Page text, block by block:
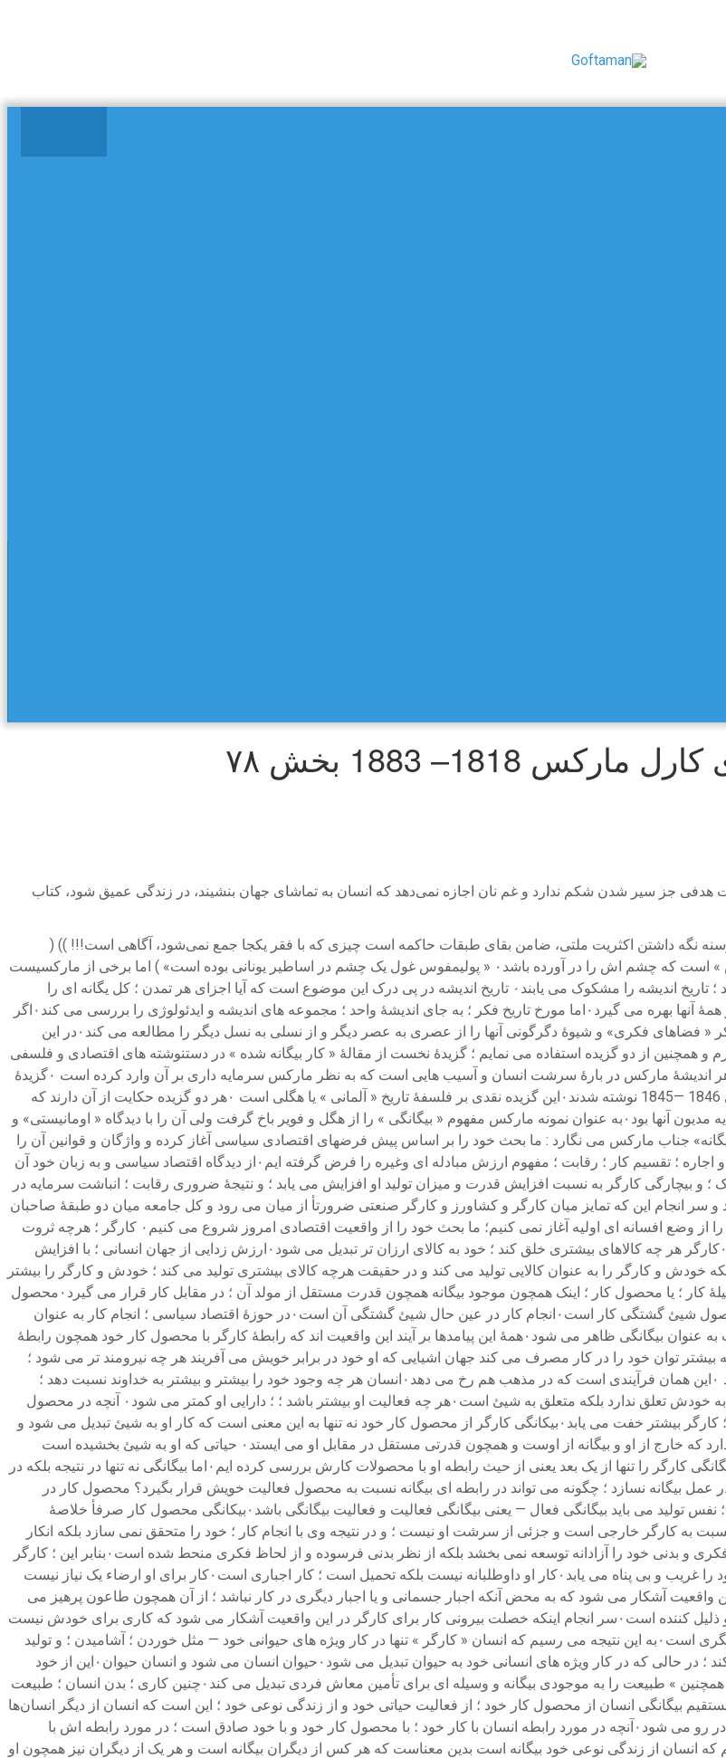
1883 بخش ۷۸
جز سیر شدن شکم ندارد و غم نان اجازه نمی‌دهد که انسان به تماشای جهان بنشیند، در زندگی عمیق شود، کتاب
نگه داشتن اکثریت ملتی، ضامن بقای طبقات حاکمه است چیزی که با فقر یکجا جمع نمی‌شود، آگاهی است!!! )) (
فرانسیس بیکن گفته است: تاریخ جهان بدون تاریخ اندیشه همچون « پیکرهٔ پولیفموس » است که چشم اش را در آورده باشد۰ « پولیمفوس غول یک چشم در اساطیر یونانی بوده است» ) اما برخی از مارکسیست
های خام اندیش ؛ که اندیشه ها را از سر تحقیر صرفأ توجیه منافع طبقاتی می شمارند ؛ تاریخ اندیشه را مشکوک می یابند۰ تاریخ اندیشه در پی درک این موضوع است که آیا اجزای هر تمدن ؛ کل یگانه ای را
تشکیل می دهد یا نه ؟ تاریخ اندیشه ؛ تاریخ دین یا فلسفه و یا ادبیات نیست؛ هر چند از همهٔ آنها بهره می گیرد۰اما مورخ تاریخ فکر ؛ به جای اندیشهٔ واحد ؛ مجموعه های اندیشه و ایدئولوژی را بررسی می کند۰اگر
بخواهیم واژهٔ ساده و روانی را که در سدهٔ هفدهم وضع شد به کار بریم مورخ تاریخ فکر « فضاهای فکری» و شیوهٔ دگرگونی آنها را از عصری به عصر دیگر و از نسلی به نسل دیگر را مطالعه می کند۰در این
و همچنین از دو گزیده استفاده می نمایم ؛ گزیدهٔ نخست از مقالهٔ « کار بیگانه شده » در دستنوشته های اقتصادی و فلسفی
سال 1844 که در سال 1932 برای نخستین بار انتشار یافت بر گرفته شده حاوی جوهر اندیشهٔ مارکس در بارهٔ سرشت انسان و آسیب هایی است که به نظر مارکس سرمایه داری بر آن وارد کرده است ۰گزیدهٔ
دوم از اثر ناتمام ایدئولوژی آلمانی است که توسط مارکس و انگلس در طی سال‌های 1846 —1845 نوشته شدند۰این گزیده نقدی بر فلسفهٔ تاریخ « آلمانی » یا هگلی است ۰هر دو گزیده حکایت از آن دارند که
مارکس تا چه اندازه از فلسفهٔ هگل و نسل اول هگلیان جوان فاصله گرفت و تا چه پایه مدیون آنها بود۰به عنوان نمونه مارکس مفهوم « بیگانگی » را از هگل و فویر باخ گرفت ولی آن را با دیدگاه « اومانیستی» و
مفهوم « انسان از خود بیگانه» جناب مارکس می نگارد : ما بحث خود را بر اساس پیش فرضهای اقتصادی سیاسی آغاز کرده و واژگان و قوانین آن را
پذیرفته ایم ۰ما مالکیت خصوصی ؛ جدایی کار ؛ سرمایه و زمین و نیز دستمزد ؛ سود و اجاره ؛ تقسیم کار ؛ رقابت ؛ مفهوم ارزش مبادله ای و‌غیره را فرض گرفته ایم۰از دیدگاه اقتصاد سیاسی و به زبان خود آن
؛ و بیچارگی کارگر به نسبت افزایش قدرت و میزان تولید او افزایش می یابد ؛ و نتیجهٔ ضروری رقابت ؛ انباشت سرمایه در
این که تمایز میان کارگر و کشاورز و کارگر صنعتی ضرورتأ از میان می رود و کل جامعه میان دو طبقهٔ صاحبان
مالکیت و کارگران فاقد مالکیت تقسیم می شود۰ما بر خلاف اقتصاددانان تبیین خود را از وضع افسانه ای اولیه آغاز نمی کنیم؛ ما بحث خود را از واقعیت اقتصادی امروز شروع می کنیم۰ کارگر ؛ هرچه ثروت
بیشتری تولید کند و هرچه قدرت و میزان تولیدش افزایش یابد ؛ تهیدست تر می شود۰کارگر هر چه کالاهای بیشتری خلق کند ؛ خود به کالای ارزان تر تبدیل می شود۰ارزش زدایی از جهان انسانی ؛ با افزایش
می یابد۰کار صرفأ خلق کالاها نیست بلکه خودش و کارگر را به عنوان کالایی تولید می کند و در حقیقت هرچه کالای بیشتری تولید می کند ؛ خودش و کارگر را بیشتر
به کالا تبدیل می نماید۰این حقیقت صرفأ حاکی از آن است که شیئ تولید شده به وسیلهٔ کار ؛ یا محصول کار ؛ اینک همچون موجود بیگانه همچون قدرت مستقل از مولد آن ؛ در مقابل کار قرار می گیرد۰محصول
کار ؛ کاری است که در شیئ تجسم یافته و به چیزی مادی تبدیل شده است ؛ این محصول شیئ گشتگی کار است۰انجام کار در عین حال شیئ گشتگی آن است۰در حوزهٔ اقتصاد سیاسی ؛ انجام کار به عنوان
نابود سازی کارگر ؛ شیئ گشتگی به عنوان تهیدستی و بندگی نسبت با کالا ؛ و تصاحب به عنوان بیگانگی ظاهر می شود۰همهٔ این پیامدها بر آیند این واقعیت اند که رابطهٔ کارگر با محصول کار خود همچون رابطهٔ
کارگر هر چه بیشتر توان خود را در کار مصرف می کند جهان اشیایی که او خود در برابر خویش می آفریند هر چه نیرومند تر می شود ؛
زندگی درونی خود او فلاکت بارتر می گردد و کارگر کمتر و کمتر به خودش تعلق دارد ۰این همان فر‌آیندی است که در مذهب هم رخ می دهد۰انسان هر چه وجود خود را بیشتر و بیشتر به خداوند نسبت دهد ؛
بیشتر از خود تهی می شود۰کارگر زندگی خود را در شیئ می گذارد و زندگی او دیگر به خودش تعلق ندارد بلکه متعلق به شیئ است۰هر چه فعالیت او بیشتر باشد ؛ ؛ دارایی او کمتر می شود۰ آنچه در محصول
کار او متجسم شده ؛ دیگر از آن او نیست۰بنابر این ؛ هر چه این محصول بیشتر باشد ؛ کارگر بیشتر خفت می یابد۰بیکانگی کارگر از محصول کار خود نه تنها به این معنی است که کار او به شیئ تبدیل می شود و
وجود بیرونی به خود می گیرد ؛ بلکه به این معنی نیز هست که کار او وجود مستقلی دارد که خارج از او و بیگانه از اوست و همچون قدرتی مستقل در مقابل او می ایستد۰ حیاتی که او به شیئ بخشیده است
خودش را همچون نیرویی بیگانه و دشمن صفت در مقابل وی قرار می دهد۰تا اینجا بیگانگی کارگر را تنها از یک بعد یعنی از حیث رابطه او با محصولات کارش بررسی کرده ایم۰اما بیگانگی نه تنها در نتیجه بلکه در
فعالیت تولیدی نیز رخ می دهد۰اگر کارگر خودش را در عمل بیگانه نسازد ؛ چگونه می تواند در رابطه ای بیگانه نسبت به محصول فعالیت خویش قرار بگیرد؟ محصول کار در
حقیقت صرفأ خلاصهٔ فعالیت و تولید است۰در نتیجه ؛ اگر محصول کار بیگانگی است؛ نفس تولید می باید بیگانگی فعال — یعنی بیگانگی فعالیت و فعالیت بیگانگی باشد۰بیکانگی محصول کار صرفأ خلاصهٔ
؟ نخست این که کار نسبت به کارگر خارجی است و جزئی از سرشت او نیست ؛ و در نتیجه وی با انجام کار ؛ خود را متحقق نمی سازد بلکه انکار
می کند ؛ به جای آنکه احساس خوشی نماید احساس بدبختی می کند ؛ و توانایی‌هایی فکری و بدنی خود را آزادانه توسعه نمی بخشد بلکه از نظر بدنی فرسوده و از لحاظ فکری منحط شده است۰بنابر این ؛ کارگر
تنها در طی زمان فراغت با خود احساس الفت می کند ؛ در حالی که در هنگام کار خود را غریب و بی پناه می یابد۰کار او داوطلبانه نیست بلکه تحمیل است ؛ کار اجباری است۰کار برای او ارضاء یک نیاز نیست
است۰خصلت بیگانه کار به روشنی از این واقعیت آشکار می شود که به محض آنکه اجبار جسمانی و یا اجبار دیگری در کار نباشد ؛ از آن همچون طاعون پرهیز می
شود۰کار بیرونی ؛ یعنی کاری که در آن آدمی خود را بیگانه می سازد ؛ کاری کشنده و ذلیل کننده است۰سر انجام اینکه خصلت بیرونی کار برای کارگر در این واقعیت آشکار می شود که کاری برای خودش نیست
بلکه برای دیگری است ؛ در طی کار کارگر به خودش تعلق ندارد بلکه از آن شخص دیگری است۰به این نتیجه می رسیم که انسان « کارگر » تنها در کار ویژه های حیوانی خود — مثل خوردن ؛ آشامیدن ؛ و تولید
مثل کردن و حداکثر اسکان و آرایش پیکر خود — احساس آزادی عمل و فعالیت می کند ؛ در حالی که در کار ویژه های انسانی خود به حیوان تبدیل می شود۰حیوان انسان می شود و انسان حیوان۰این از خود
بیگانگی است که در مقابل بیگانگی از شیئ قرار دارد که در بالا ذکر شد۰کار بیگانه « همچنین » طبیعت را به موجودی بیگانه و وسیله ای برای تأمین معاش فردی تبدیل می کند۰چنین کاری ؛ بدن انسان ؛ طبیعت
فکری انسان و زندگی انسانی انسان را از او بیگانه می سازد۰پیامد مستقیم بیگانگی انسان از محصول کار خود ؛ از فعالیت حیاتی خود و از زندگی نوعی خود ؛ این است که انسان از دیگر انسان‌ها
بیگانه می شود۰وقتی انسان رو در روی خود قرار می گیرد با انسان‌های دیگر نیز رو در رو می شود۰آنچه در مورد رابطه انسان با کار خود ؛ با محصول کار خود و با خود صادق است ؛ در مورد رابطه اش با
و با موضوع کار آنها نیز صادق است۰به طور کلی این حکم که انسان از زندگی نوعی خود بیگانه است بدین معناست که هر کس از دیگران بیگانه است و هر یک از دیگران نیز همچون او